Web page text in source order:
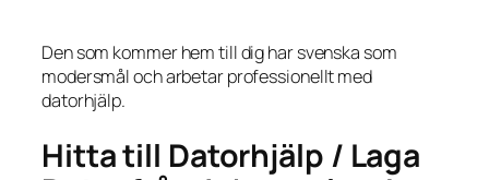
Den som kommer hem till dig har svenska som
modersmål och arbetar professionellt med
datorhjälp.
Hitta till Datorhjälp / Laga